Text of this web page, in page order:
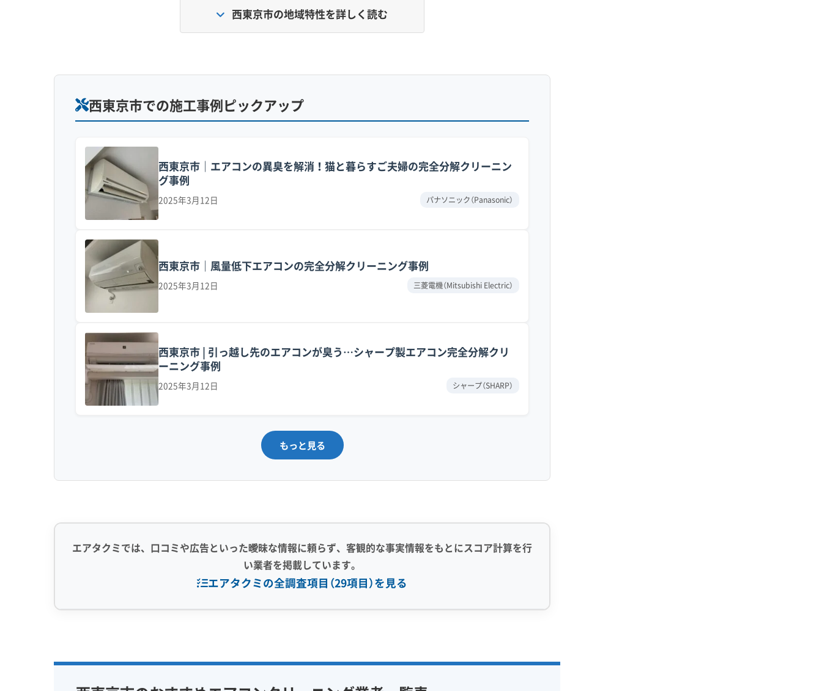
細かい土ボコリとカビの栄養分に、排気ガス由来の油分が接着剤のように加わるため、簡単には落ち
ないベタベタした汚れがエアコン内部にできてしまいます。
西東京市の汚れが厄介なのは、複数の原因が重なるからです。まず、関東ローム層の赤土は粒子がとても
細かく、窓や換気口から室内に入り込みます。それをエアコンが吸い込むと、フィルターを通り抜けて内
部にまで到達してしまいます。
この土ボコリに、農業で使われる肥料の成分が混ざると、カビにとって最高の栄養になります。そして決
定打となるのが、青梅街道や新青梅街道といった幹線道路の交通量です。道路から舞い上がった排気ガス
に含まれる油分が室内に入り、エアコンが吸い込むことで、強力な接着剤の役割を果たします。
この「土ボコリ＋栄養分」を油が固めてしまうのです。こうしてできたベタベタした汚れは、石神井川沿い
のような湿気が多いエリアでは、カビをどんどん繁殖させます。一度こびりつくと、表面的なクリーニン
グではなかなか落としきれません。
汚れが残ったまま防カビコーティングをしても、汚れと湿気を内部に閉じ込めるだけで、かえって状況を
西東京市でよく見るこの「土ボコリと油が混ざった汚れ」は、乾いて
梅雨時や夏場、エアコン内部が湿った状態になると、カビが一気に
活動を始めて嫌な臭いを出すことが多いですね。フィルター掃除だ
けでは、この奥にこびりついた汚れは取れません。
西東京市の地域特性を詳しく読む
西東京市での施工事例ピックアップ
西東京市｜エアコンの異臭を解消！猫と暮らすご夫婦の完全分解クリーニン
グ事例
2025年3月12日 パナソニック（Panasonic）
西東京市｜風量低下エアコンの完全分解クリーニング事例
2025年3月12日 三菱電機（Mitsubishi Electric）
西東京市 | 引っ越し先のエアコンが臭う…シャープ製エアコン完全分解クリ
ーニング事例
2025年3月12日 シャープ（SHARP）
もっと見る
エアタクミでは、口コミや広告といった曖昧な情報に頼らず、客観的な事実情報をもとにスコア計算を行
い業者を掲載しています。
エアタクミの全調査項目（29項目）を見る
完全分解洗浄
部分クリーニング
保証付き
アフターフォロー
定額料金 複数台割引
初回割引